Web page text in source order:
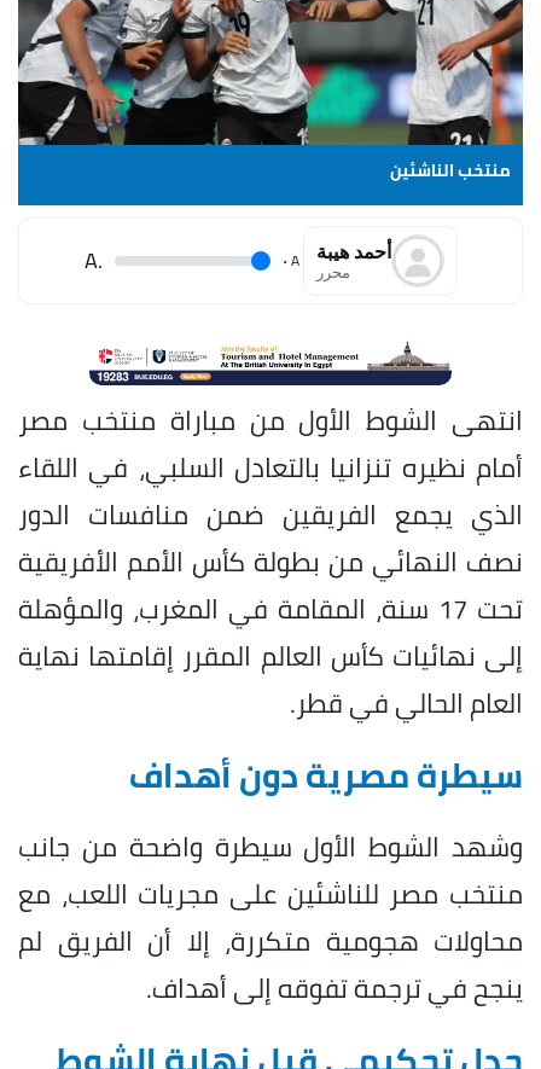
منتخب الناشئين
أحمد هيبة
محرر A
.
.A
انتهى الشوط الأول من مباراة منتخب مصر
أمام نظيره تنزانيا بالتعادل السلبي، في اللقاء
الذي يجمع الفريقين ضمن منافسات الدور
نصف النهائي من بطولة كأس الأمم الأفريقية
تحت 17 سنة، المقامة في المغرب، والمؤهلة
إلى نهائيات كأس العالم المقرر إقامتها نهاية
العام الحالي في قطر.
سيطرة مصرية دون أهداف
وشهد الشوط الأول سيطرة واضحة من جانب
منتخب مصر للناشئين على مجريات اللعب، مع
محاولات هجومية متكررة، إلا أن الفريق لم
ينجح في ترجمة تفوقه إلى أهداف.